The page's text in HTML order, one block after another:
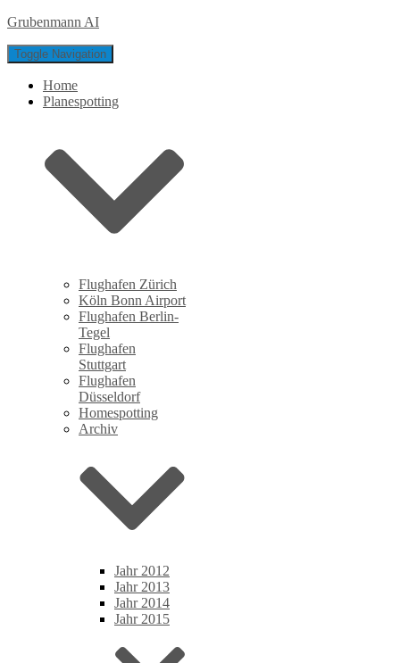
Grubenmann AI
Toggle Navigation
Home
Planespotting
Flughafen Zürich
Köln Bonn Airport
Flughafen Berlin-
Tegel
Flughafen
Stuttgart
Flughafen
Düsseldorf
Homespotting
Archiv
Jahr 2012
Jahr 2013
Jahr 2014
Jahr 2015